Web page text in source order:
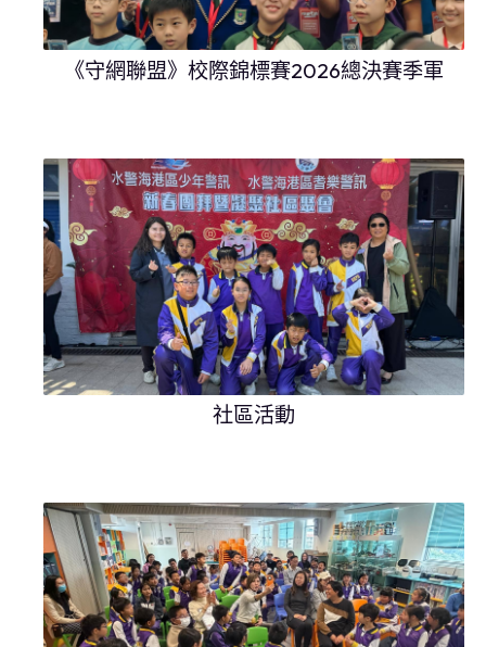
《守網聯盟》校際錦標賽2026總決賽季軍
社區活動